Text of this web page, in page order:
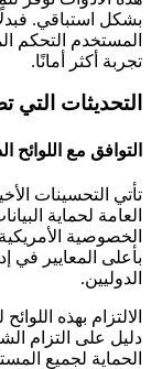
بشكل استباقي.
المستخدم التحكم
تجربة أكثر أمانًا.
التحديثات
التوافق مع اللوائح
تأتي التحسينات
الخصوصية
بأعلى المعايير في
الدوليين.
الالتزام بهذه
دليل على التزام
الحماية لجميع